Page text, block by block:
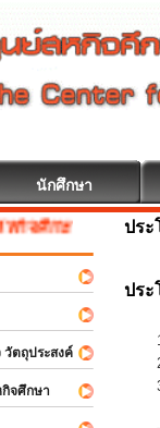
นักศึกษา
กษา ยินดีต้อนรับ
ตถุประสงค์
จศึกษา
ประ
ประ